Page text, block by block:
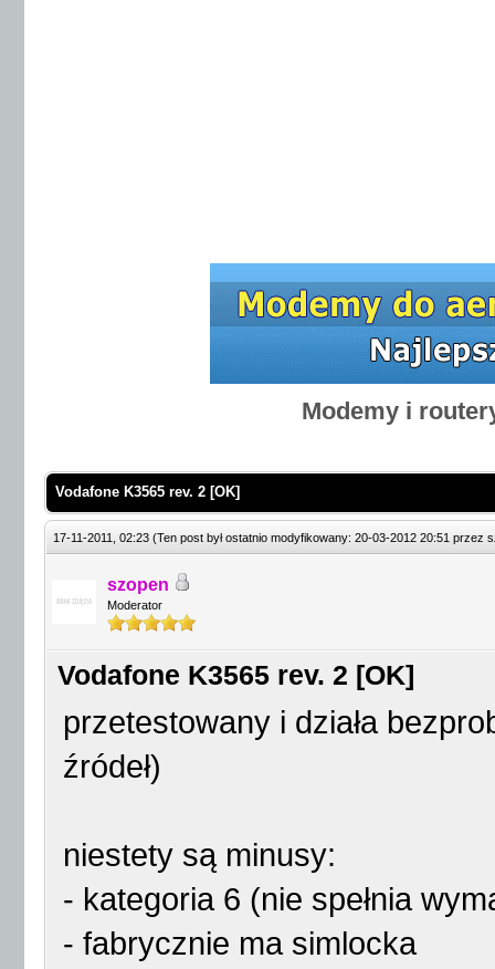
Modemy i
Vodafone K3565 rev. 2 [OK]
17-11-2011, 02:23 (Ten post był ostatnio modyfikowany: 20-03-2012 20:51 przez
szopen
Moderator
Vodafone K3565 rev. 2 [OK]
przetestowany i działa
źródeł)
niestety są minusy:
- kategoria 6 (nie spełnia
- fabrycznie ma simlocka